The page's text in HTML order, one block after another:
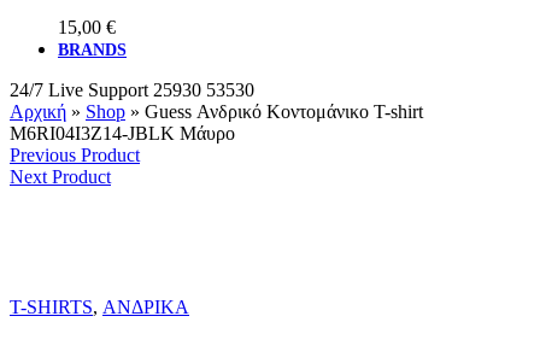
15,00 €
BRANDS
24/7 Live Support 25930 53530
Αρχική » Shop » Guess Ανδρικό Κοντομάνικο T-shirt
M6RI04I3Z14-JBLK Μάυρο
Previous Product
Next Product
T-SHIRTS, ΑΝΔΡΙΚΑ